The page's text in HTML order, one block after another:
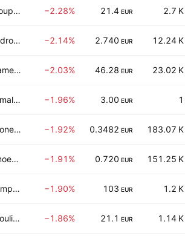
Groupe Guillin SA −2.28% 21.4 EUR 2.7 K
Hydrogene de France −2.14% 2.740 EUR 12.24 K
Eramet SA −2.03% 46.28 EUR 23.02 K
Umalis Group −1.96% 3.00 EUR 1
Drone Volt SA −1.92% 0.3482 EUR 183.07 K
Amoeba SA −1.91% 0.720 EUR 151.25 K
Compagnie du Cambodge SA −1.90% 103 EUR 1.2 K
Moulinvest SA −1.86% 21.1 EUR 1.14 K